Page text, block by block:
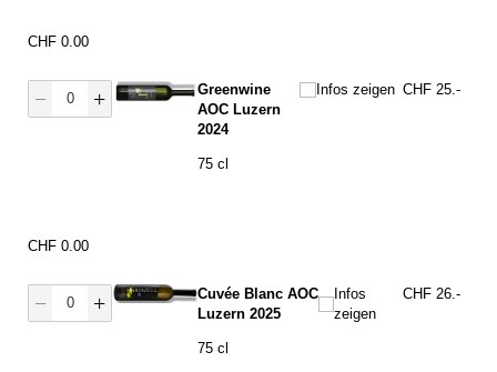
Preis
CHF 0.00
Menge T Greenwine
Greenwine
AOC Luzern
2024
75 cl
Infos zeigen
Infos zeigen CHF 25.-
Preis
CHF 0.00
Menge S Blanc
Cuvée Blanc AOC
Luzern 2025
75 cl
Infos zeigen
Infos
zeigen
CHF 26.-